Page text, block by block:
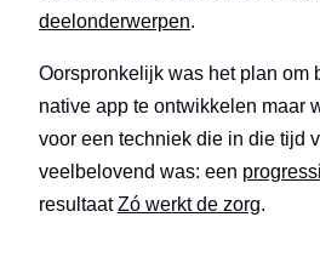
deelonderwerpen.
Oorspronkelijk was het plan om
native app te ontwikkelen maar
voor een techniek die in die tijd
veelbelovend was: een
resultaatZó werkt de zorg.